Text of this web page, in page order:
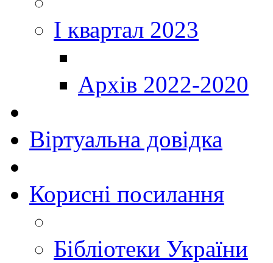
I квартал 2023
Архів 2022-2020
Віртуальна довідка
Корисні посилання
Бібліотеки України